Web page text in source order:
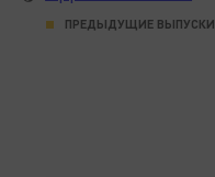
ПРЕДЫДУЩИЕ ВЫПУСКИ